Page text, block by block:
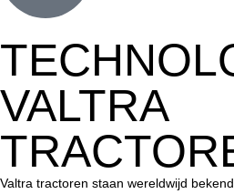
VALTRA
Valtra tractoren staan wereldwijd